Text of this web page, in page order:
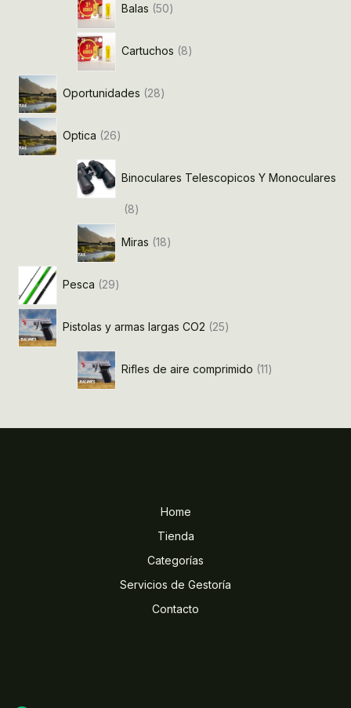
Balas 50
Cartuchos 8
Oportunidades 28
Optica 26
Binoculares Telescopicos Y Monoculares
8
Miras 18
Pesca 29
Pistolas y armas largas CO2 25
Rifles de aire comprimido 11
Home
Tienda
Categorías
Servicios de Gestoría
Contacto